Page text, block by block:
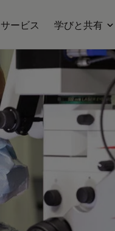
サービス 学びと共有